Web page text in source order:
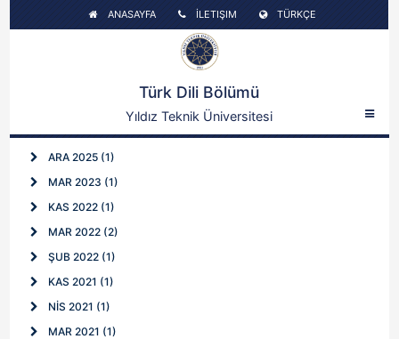
ANASAYFA İLETIŞIM TÜRKÇE
Türk Dili Bölümü
Yıldız Teknik Üniversitesi
ARA 2025 (1)
MAR 2023 (1)
KAS 2022 (1)
MAR 2022 (2)
ŞUB 2022 (1)
KAS 2021 (1)
NİS 2021 (1)
MAR 2021 (1)